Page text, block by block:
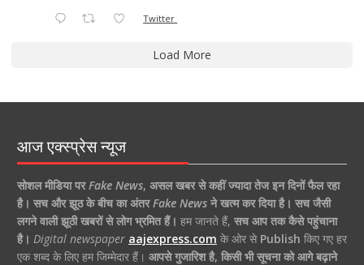
Twitter
Load More
आज एक्स्प्रेस न्यूज
सोशल मीडिया पर Fake News, असल खबर से कहीं ज्यादा तेज इन दिनों फैल रहा
है। सच और झूठ के बीच का अंतर Fake Newsने खत्म कर दिया है। सच जैसी
लगने वाली झूठी खबरों से लोग भ्रमित हैं। हम जानते हैं, सच आप तक कैसे पहुंचाना
है। Digital newspaper aajexpress.com के ओर से Publish किए गए हर
एक शब्द के लिए हम जिम्मेदार हैं। आपसे गुजारिश है, किसी भी सूचना को आगे बढ़ाने